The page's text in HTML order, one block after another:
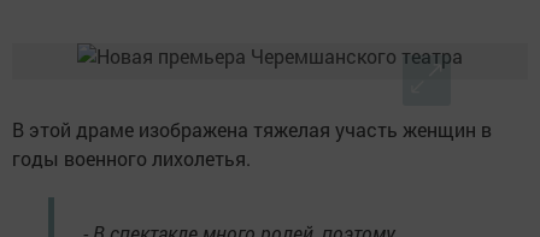
В этой драме изображена тяжелая участь женщин в
годы военного лихолетья.